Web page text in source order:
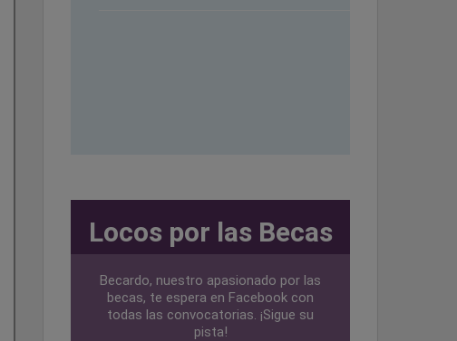
Locos por las Becas
Becardo, nuestro apasionado por las
becas, te espera en Facebook con
todas las convocatorias. ¡Sigue su
pista!